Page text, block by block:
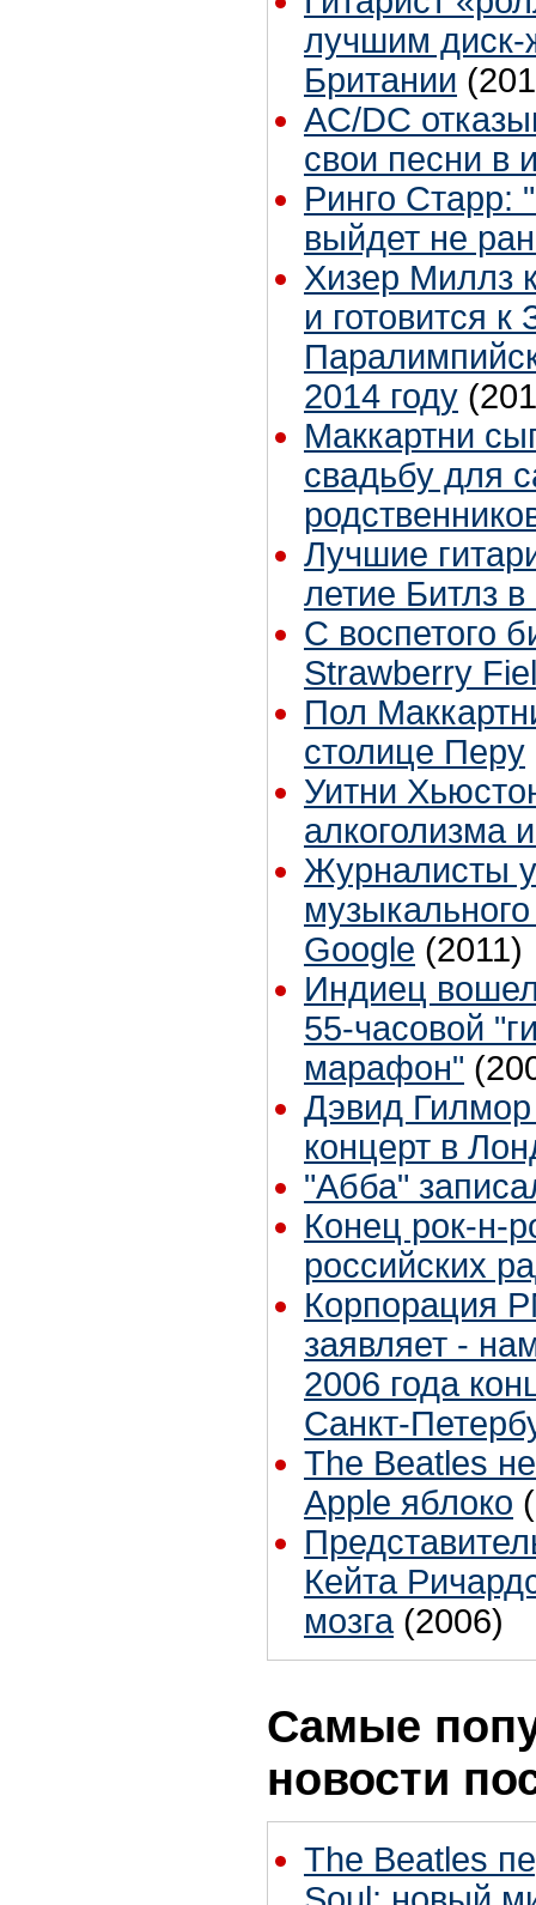
лучшим диск-
Британии
AС/DС
свои песни в
Ринго Старр:
выйдет не
Хизер Миллз
и готовится
2014 году
Маккартни
свадьбу для
Лучшие
летие Битлз в
С воспетого
Strawberry
Пол
столице Перу
Уитни
алкоголизма
Журналисты
Google (2011)
Индиец
55-часовой
марафон"
Дэвид Гилмор
концерт в
"Абба"
Конец рок-н-
российских
Корпорация
заявляет -
2006 года
Санкт-
The Beatles
Apple яблоко
Кейта
мозга (2006)
Самые
новости
The Beatles